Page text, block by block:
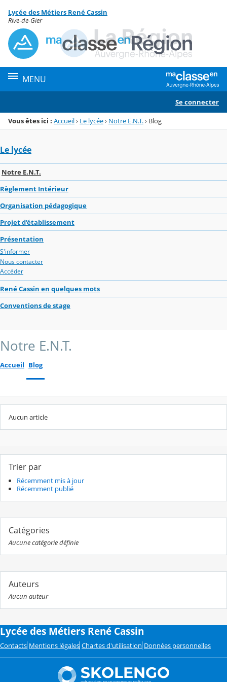
Menu de la rubrique
Contenu
Lycée des Métiers René Cassin
Rive-de-Gier
MENU
Se connecter
Vous êtes ici : Accueil› Le lycée› Notre E.N.T.› Blog
Le lycée
Notre E.N.T.
Règlement Intérieur
Organisation pédagogique
Projet d'établissement
Présentation
S'informer
Nous contacter
Accéder
René Cassin en quelques mots
Conventions de stage
Notre E.N.T.
Accueil Blog
Aucun article
Trier par
Récemment mis à jour
Récemment publié
Catégories
Aucune catégorie définie
Auteurs
Aucun auteur
Lycée des Métiers René Cassin
Contacts Mentions légales Chartes d'utilisation Données personnelles